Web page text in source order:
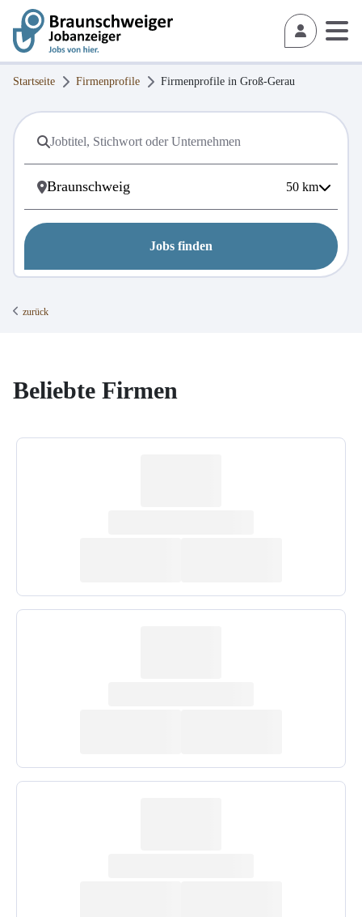
Startseite Firmenprofile Firmenprofile in Groß-Gerau
50 km
Jobs finden
zurück
Beliebte Firmen